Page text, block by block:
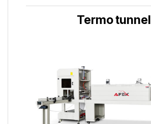
Termo tunnel